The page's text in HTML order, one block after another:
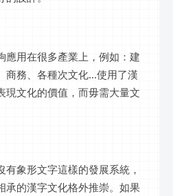
應用在很多產業上，例如：建
商務、各種次文化...使用了漢
現文化的價值，而毋需大量文
象形文字這樣的發展系統，
承的漢字文化格外推崇。如果